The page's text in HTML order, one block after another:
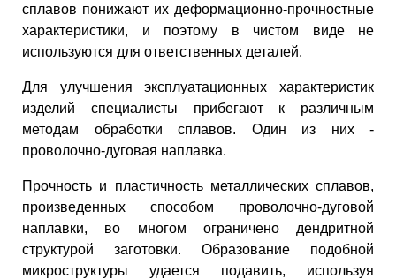
сплавов понижают их деформационно-прочностные
характеристики, и поэтому в чистом виде не
используются для ответственных деталей.
Для улучшения эксплуатационных характеристик
изделий специалисты прибегают к различным
методам обработки сплавов. Один из них -
проволочно-дуговая наплавка.
Прочность и пластичность металлических сплавов,
произведенных способом проволочно-дуговой
наплавки, во многом ограничено дендритной
структурой заготовки. Образование подобной
микроструктуры удается подавить, используя